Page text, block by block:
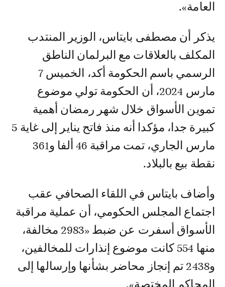
العامة».
يذكر أن مصطفى بايتاس، الوزير المنتدب
المكلف بالعلاقات مع البرلمان الناطق
الرسمي باسم الحكومة أكد، الخميس 7
مارس 2024، أن الحكومة تولي موضوع
تموين الأسواق خلال شهر رمضان أهمية
كبيرة جدا، مؤكدا أنه منذ فاتح يناير إلى غاية 5
مارس الجاري، تمت مراقبة 46 ألفا و361
نقطة بيع بالبلاد.
وأضاف بايتاس في اللقاء الصحافي عقب
اجتماع المجلس الحكومي، أن عملية مراقبة
الأسواق أسفرت عن ضبط «2983 مخالفة،
منها 554 كانت موضوع إنذارات للمخالفين،
و2438 تم إنجاز محاضر بشأنها وإرسالها إلى